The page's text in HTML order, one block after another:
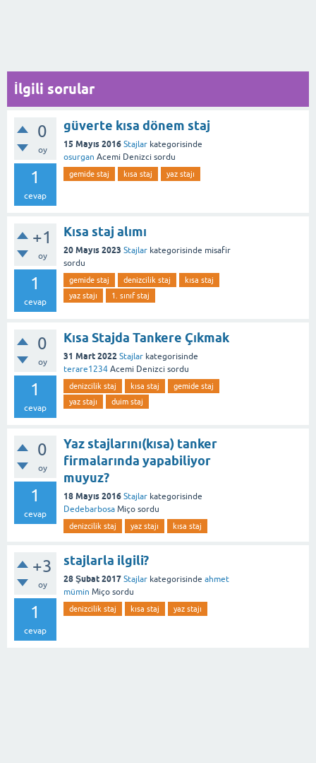
İlgili sorular
0
oy
1
cevap
güverte kısa dönem staj
15 Mayıs 2016 Stajlar kategorisinde
osurgan Acemi Denizci sordu
gemide staj kısa staj yaz stajı
+1
oy
1
cevap
Kısa staj alımı
20 Mayıs 2023 Stajlar kategorisinde misafir
sordu
gemide staj denizcilik staj
kısa staj
yaz stajı
1. sınıf staj
0
oy
1
cevap
Kısa Stajda Tankere Çıkmak
31 Mart 2022 Stajlar kategorisinde
terare1234 Acemi Denizci sordu
denizcilik staj kısa staj
gemide staj
yaz stajı
duim staj
0
oy
1
cevap
Yaz stajlarını(kısa) tanker
firmalarında yapabiliyor
muyuz?
18 Mayıs 2016 Stajlar kategorisinde
Dedebarbosa Miço sordu
denizcilik staj yaz stajı kısa staj
+3
oy
1
cevap
stajlarla ilgili?
28 Şubat 2017 Stajlar kategorisinde ahmet
mümin Miço sordu
denizcilik staj kısa staj yaz stajı